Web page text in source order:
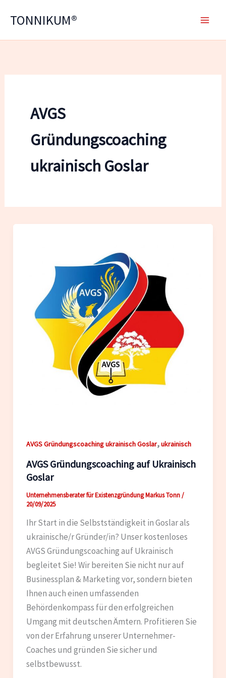
InhaltTONNIKUM®
AVGS
Gründungscoaching
ukrainisch Goslar
AVGS Gründungscoaching ukrainisch Goslar,ukrainisch
AVGS Gründungscoaching auf Ukrainisch
Goslar
Unternehmensberater für Existenzgründung Markus Tonn/
20/09/2025
Ihr Start in die Selbstständigkeit in Goslar als
ukrainische/r Gründer/in? Unser kostenloses
AVGS Gründungscoaching auf Ukrainisch
begleitet Sie! Wir bereiten Sie nicht nur auf
Businessplan & Marketing vor, sondern bieten
Ihnen auch einen umfassenden
Behördenkompass für den erfolgreichen
Umgang mit deutschen Ämtern. Profitieren Sie
von der Erfahrung unserer Unternehmer-
Coaches und gründen Sie sicher und
selbstbewusst.